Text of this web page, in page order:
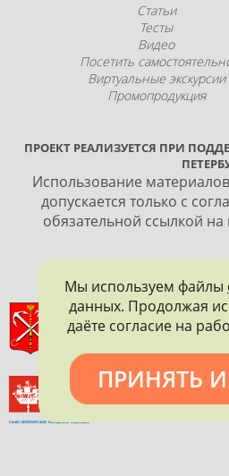
Статьи
Тесты
Видео
Посетить
Виртуальные экскурсии
Промопродукция
ПРОЕКТ РЕАЛИЗУЕТСЯ ПРИ
Использование
допускается только с
обязательной ссылкой
ПРАВИТЕЛЬСТВО САНКТ-
КОМИТЕТ ПО
ВСЕРОССИЙСКОЕ
Мы используем файлы
данных. Продолжая
даёте согласие на
ПРИНЯТЬ